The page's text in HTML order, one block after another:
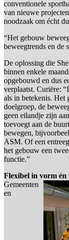
conventionele
van nieuwe
noodzaak om écht
“Het gebouw
beweegtrends en de
De oplossing die
binnen enkele
opgebouwd en dus
verplaatst. Curiëre:
als in betekenis. Het
doelgroep, de
geen eilandje zijn
toevoegt aan de
bewegen,
ASM. Of een
het gebouw een
functie.”
Flexibel in vorm
Gemeenten
en